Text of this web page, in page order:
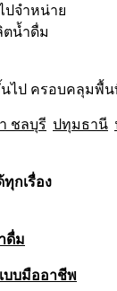
ปจำหน่าย
ตน้ำดื่ม
ไป ครอบคลุมพื้น
ชลบุรี ปทุมธานี
กเรื่อง
ดื่ม
บบมืออาชีพ